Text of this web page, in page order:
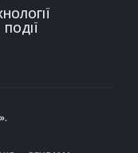
ПОДІЇ